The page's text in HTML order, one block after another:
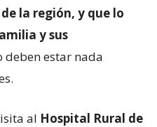
la región, y que lo
y sus
deben estar nada
al Hospital Rural de